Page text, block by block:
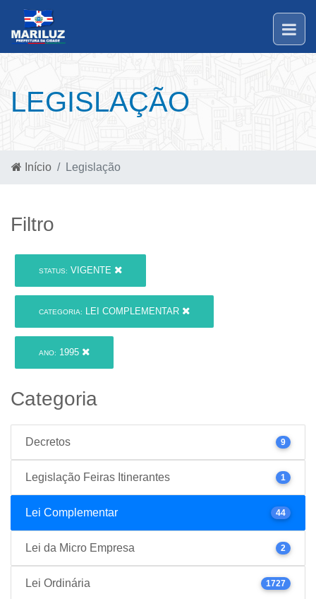
LEGISLAÇÃO
Início Legislação
Filtro
STATUS: VIGENTE
CATEGORIA: LEI COMPLEMENTAR
ANO: 1995
Categoria
Decretos 9
Legislação Feiras Itinerantes 1
Lei Complementar 44
Lei da Micro Empresa 2
Lei Ordinária 1727